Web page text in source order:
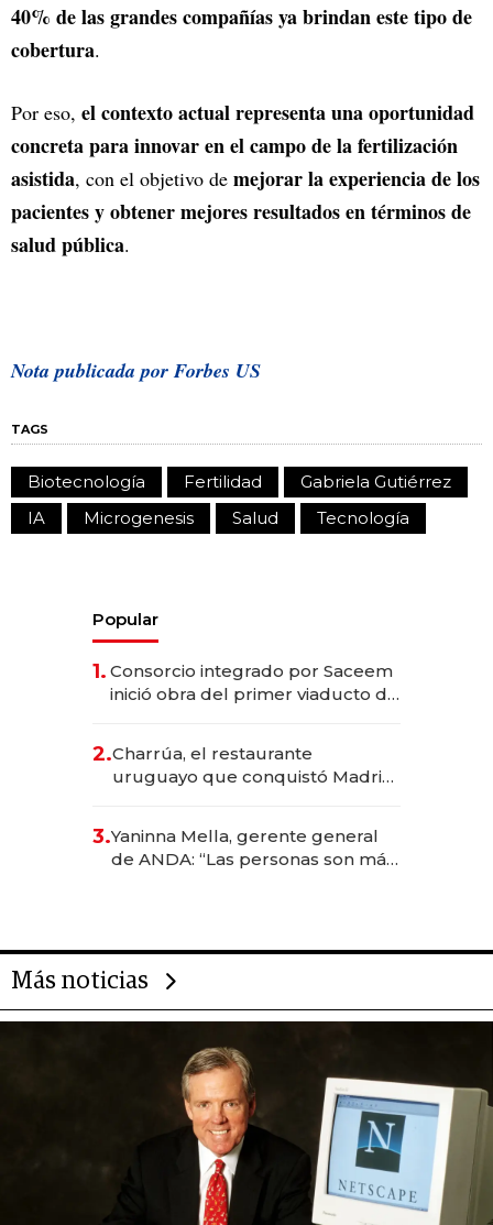
40% de las grandes compañías ya brindan este tipo de
cobertura.
Por eso, el contexto actual representa una oportunidad
concreta para innovar en el campo de la fertilización
asistida, con el objetivo de mejorar la experiencia de los
pacientes y obtener mejores resultados en términos de
salud pública.
Nota publicada por Forbes US
TAGS
Biotecnología Fertilidad
Gabriela Gutiérrez
IA
Microgenesis Salud Tecnología
Popular
1. Consorcio integrado por Saceem
inició obra del primer viaducto de
millones
2.Charrúa, el restaurante
uruguayo que conquistó Madrid:
anticipación y prepara apertura
3.Yaninna Mella, gerente general
de ANDA: “Las personas son más
Más noticias